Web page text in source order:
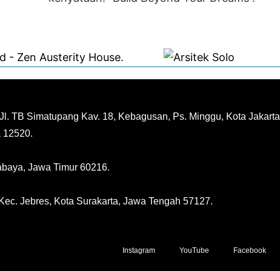
TB Simatupang Kav. 18, Kebagusan, Ps. Minggu, Kota Jakarta
12520.
Jawa Timur 60216.
Jebres, Kota Surakarta, Jawa Tengah 57127.
Instagram YouTube Facebook